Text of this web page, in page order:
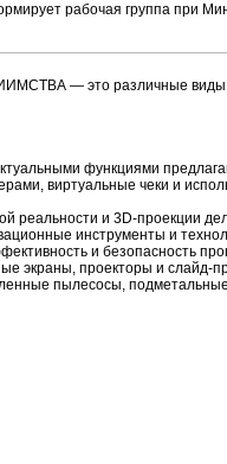
рабочая группа при
это различные виды
функциями
виртуальные чеки и
реальности и 3D-проекции
инструменты и
и безопасность
экраны, проекторы и слайд-
пылесосы,